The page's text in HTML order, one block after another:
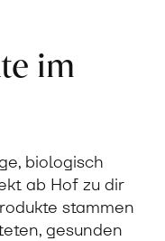
im
biologisch
ab Hof zu dir
stammen
gesunden